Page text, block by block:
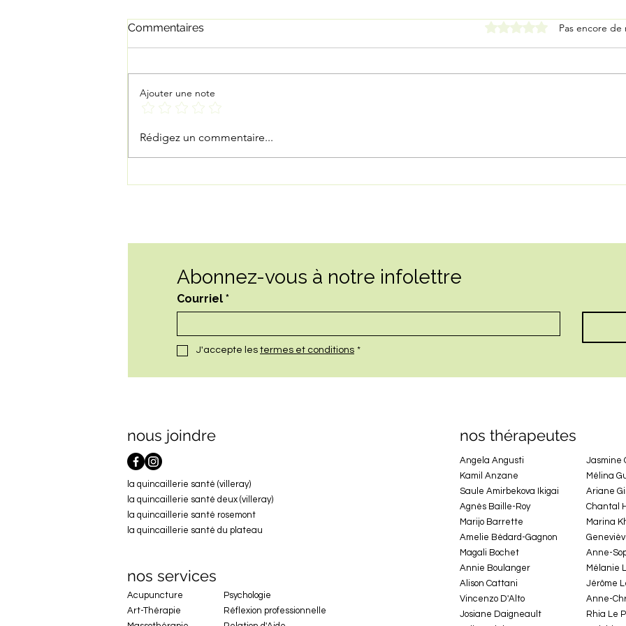
2 nouveaux masso à la
Commentaires Noté 0 étoile sur 5.Pas encore de
Ajouter une note
Rédigez un commentaire...
Abonnez-vous à notre infolettre
Courriel *
J'accepte les termes et conditions *
nous joindre
la quincaillerie santé (villeray)
la quincaillerie santé deux (villeray)
la quincaillerie santé rosemont
la quincaillerie santé du plateau
nos services
Acupuncture
Art-Thérapie
Psychologie
Réflexion professionnelle
nos thérapeutes
Angela Angusti
Kamil Anzane
Saule Amirbekova Ikigai
Agnès Baille-Roy
Marijo Barrette
Amelie Bédard-Gagnon
Magali Bochet
Annie Boulanger
Alison Cattani
Vincenzo D'Alto
Josiane Daigneault
Jasmine
Mélina
Ariane
Chantal
Marina
Anne-
Mélanie
Jérôme
Anne-
Rhia Le